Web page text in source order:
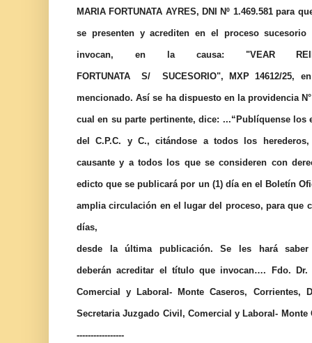
MARIA FORTUNATA AYRES, DNI Nº 1.469.581 para
se presenten y acrediten en el proceso
invocan, en la causa: "VEAR
FORTUNATA S/ SUCESORIO", MXP14612/25,
mencionado. Así se ha dispuesto en la providencia
cual en su parte pertinente, dice: ...“Publíquense los
del C.P.C. y C., citándose a todos los herederos,
causante y a todos los que se consideren con
edicto que se publicará por un (1) día en el Boletín
amplia circulación en el lugar del proceso, para que
días,
desde la última publicación. Se les hará saber
deberán acreditar el título que invocan…. Fdo.
Comercial y Laboral- Monte Caseros, Corrientes,
Secretaria Juzgado Civil, Comercial y Laboral- Monte
-----------------